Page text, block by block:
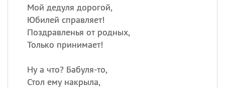
Мой дедуля дорогой,
Юбилей справляет!
Поздравленья от родных,
Только принимает!
Ну а что? Бабуля-то,
Стол ему накрыла,